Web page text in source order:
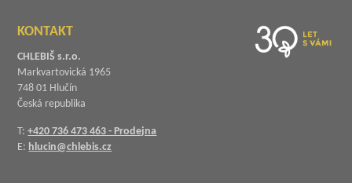
KONTAKT
CHLEBIŠ s.r.o.
Markvartovická 1965
748 01 Hlučín
Česká republika
T:+420 736 473 463 - Prodejna
E: hlucin@chlebis.cz